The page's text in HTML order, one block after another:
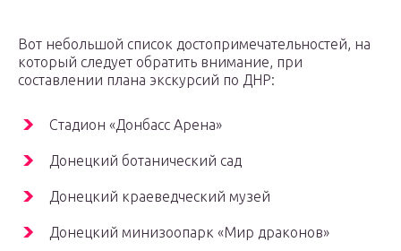
Вот небольшой список достопримечательностей, на
который следует обратить внимание, при
составлении плана экскурсий по ДНР:
Стадион «Донбасс Арена»
Донецкий ботанический сад
Донецкий краеведческий музей
Донецкий минизоопарк «Мир драконов»